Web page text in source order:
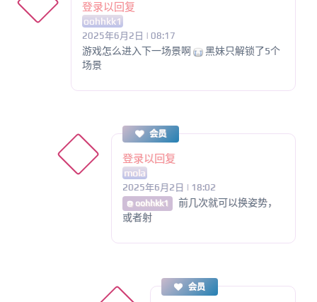
登录以回复
oohhkk1
2025年6月2日 | 08:17
游戏怎么进入下一场景啊
黑妹只解锁了5个
场景
会员
登录以回复
mola
2025年6月2日 | 18:02
@ oohhkk1
前几次就可以换姿势，
或者射
会员